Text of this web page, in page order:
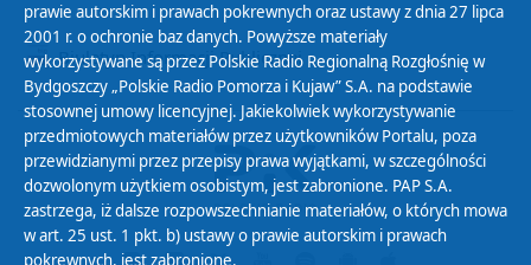
Biuletyn Informacji Publicznej
prawie autorskim i prawach pokrewnych oraz ustawy z dnia 27 lipca
2001 r. o ochronie baz danych. Powyższe materiały
wykorzystywane są przez Polskie Radio Regionalną Rozgłośnię w
Bydgoszczy „Polskie Radio Pomorza i Kujaw” S.A. na podstawie
stosownej umowy licencyjnej. Jakiekolwiek wykorzystywanie
przedmiotowych materiałów przez użytkowników Portalu, poza
przewidzianymi przez przepisy prawa wyjątkami, w szczególności
dozwolonym użytkiem osobistym, jest zabronione. PAP S.A.
zastrzega, iż dalsze rozpowszechnianie materiałów, o których mowa
w art. 25 ust. 1 pkt. b) ustawy o prawie autorskim i prawach
pokrewnych, jest zabronione.